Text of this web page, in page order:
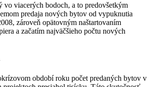
vo viacerých bodoch, a to predovšetkým
predaja nových bytov od vypuknutia
zároveň opätovným naštartovaním
a začatím najväčšieho počtu nových
období roku počet predaných bytov v